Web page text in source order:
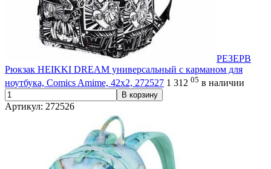
РЕЗЕРВ
Рюкзак HEIKKI DREAM универсальный с карманом для
ноутбука, Comics Amime, 42х2, 272527 1 312 05 в наличии
В корзину
Артикул: 272526